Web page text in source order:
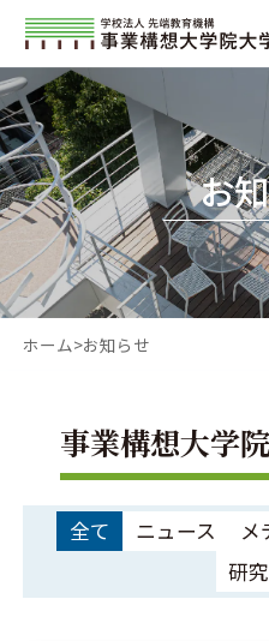
お
ホーム お知らせ
事業構想大学
全て ニュース メ
研